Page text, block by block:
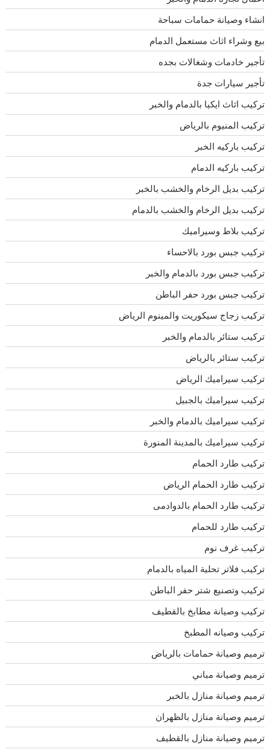
انشاء وصيانة حمامات سباحة
بيع وشراء اثاث مستعمل الدمام
تأجير خادمات وشغالات بجده
تأجير سيارات جدة
تركيب اثاث ايكيا بالدمام والخبر
تركيب المنيوم بالرياض
تركيب باركيه الخبر
تركيب باركيه الدمام
تركيب بديل الرخام والخشب بالخبر
تركيب بديل الرخام والخشب بالدمام
تركيب بلاط وسيراميك
تركيب جبس بورد بالاحساء
تركيب جبس بورد بالدمام والخبر
تركيب جبس بورد حفر الباطن
تركيب زجاج سيكوريت والمينوم الرياض
تركيب ستائر بالدمام والخبر
تركيب ستائر بالرياض
تركيب سيراميك الرياض
تركيب سيراميك بالجبيل
تركيب سيراميك بالدمام والخبر
تركيب سيراميك بالمدينة المنورة
تركيب طارد الحمام
تركيب طارد الحمام الرياض
تركيب طارد الحمام بالدوادمى
تركيب طارد للحمام
تركيب غرف نوم
تركيب فلاتر تحلية المياه بالدمام
تركيب وتصنيع شتر حفر الباطن
تركيب وصيانة مطابخ بالقطيف
تركيب وصيانه المطبخ
ترميم وصيانة حمامات بالرياض
ترميم وصيانة مباني
ترميم وصيانة منازل بالخبر
ترميم وصيانة منازل بالظهران
ترميم وصيانة منازل بالقطيف